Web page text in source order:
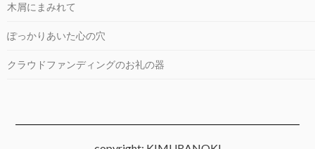
木屑にまみれて
ぽっかりあいた心の穴
クラウドファンディングのお礼の器